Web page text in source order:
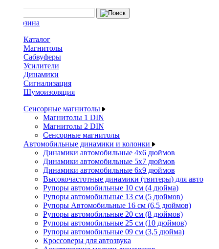
Каталог
Магнитолы
Сабвуферы
Усилители
Динамики
Сигнализация
Шумоизоляция
Сенсорные магнитолы
Магнитолы 1 DIN
Магнитолы 2 DIN
Сенсорные магнитолы
Автомобильные динамики и колонки
Динамики автомобильные 4x6 дюймов
Динамики автомобильные 5x7 дюймов
Динамики автомобильные 6x9 дюймов
Высокочастотные динамики (твитеры) для авто
Рупоры автомобильные 10 см (4 дюйма)
Рупоры автомобильные 13 см (5 дюймов)
Рупоры Автомобильные 16 см (6,5 дюймов)
Рупоры автомобильные 20 см (8 дюймов)
Рупоры автомобильные 25 см (10 дюймов)
Рупоры автомобильные 09 см (3,5 дюйма)
Кроссоверы для автозвука